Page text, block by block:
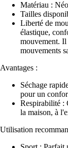
Matériau :
Tailles
Liberté de
élastique,
mouvement. Il
mouvements
Avantages :
Séchage
pour un
Respirabilité :
la maison, à
Utilisation